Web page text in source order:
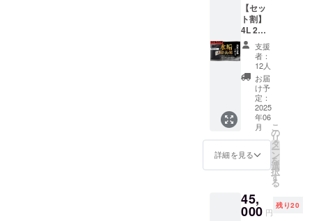
【セッ
ト割】
4L 2本
35%OF
F（限定
50セッ
ト） セ
ンス
アール
「水垢
除去剤
4L」×2
定価
50,000
円（税
込）
0円（税
込）
支援
者：
12人
お届
け予
定：
2025
年06
月
詳細を見る
こ
の
リ
タ
ー
ン
を
選
択
す
る
45,
000 円
残り20